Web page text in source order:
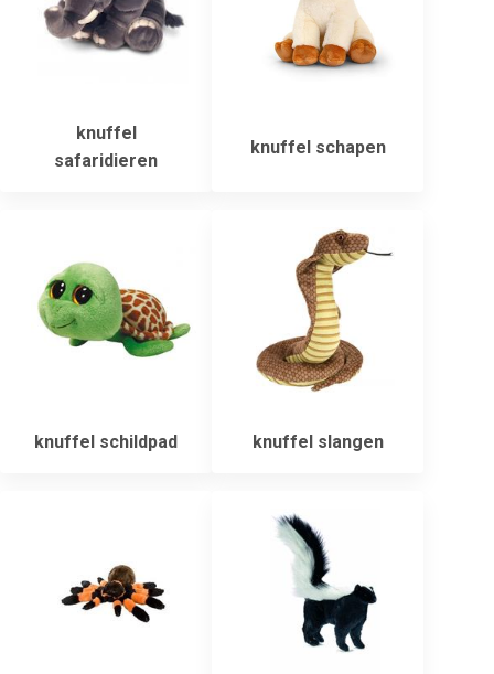
knuffel
safaridieren
knuffel schapen
knuffel schildpad knuffel slangen